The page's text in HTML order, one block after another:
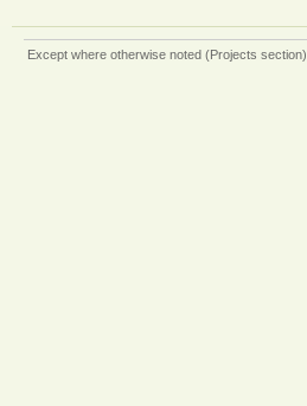
Except where otherwise noted (Projects section)